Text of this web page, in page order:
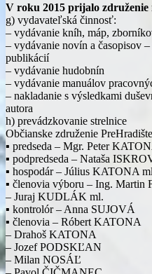
V roku 2015 prijalo združenie
g) vydavateľská činnosť:
– vydávanie kníh, máp,
– vydávanie novín a časopisov
publikácií
– vydávanie hudobnín
– vydávanie manuálov
– nakladanie s výsledkami
autora
h) prevádzkovanie strelnice
Občianske združenie
▪ predseda – Mgr. Peter
▪ podpredseda – Nataša
▪ hospodár – Július KATONA
▪ členovia výboru – Ing. Martin
– Juraj KUDLÁK ml.
▪ kontrolór – Anna SUJOVÁ
▪ členovia – Róbert KATONA
– Drahoš KATONA
– Jozef PODSKĽAN
– Milan NOSÁĽ